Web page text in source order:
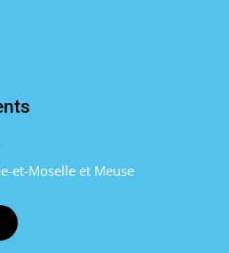
et-Moselle et Meuse